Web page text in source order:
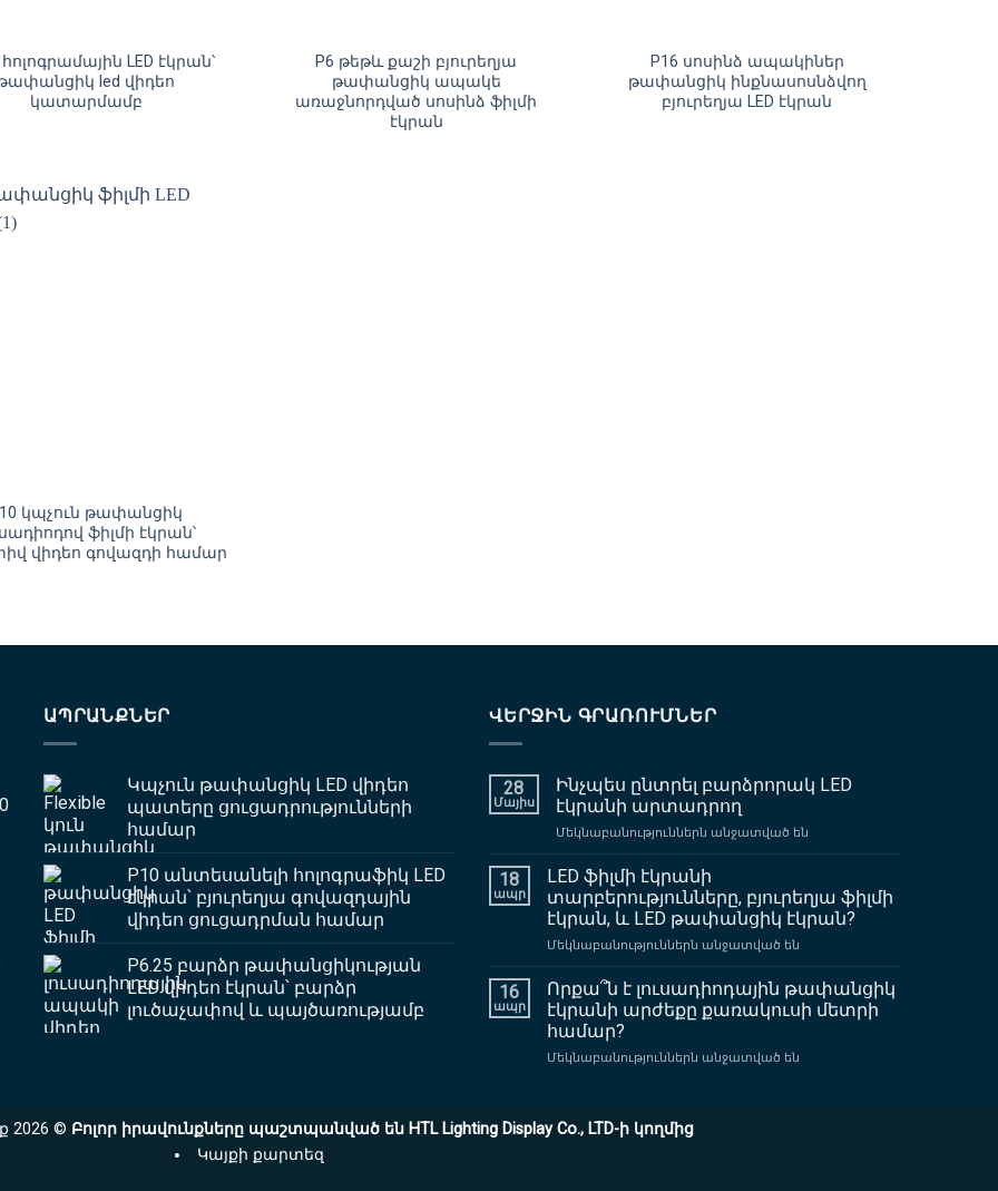
հոլոգրամային LED էկրան՝
led վիդեո
կատարմամբ
P6 թեթև քաշի բյուրեղյա
թափանցիկ ապակե
առաջնորդված սոսինձ ֆիլմի
էկրան
P16 սոսինձ ապակիներ
թափանցիկ ինքնասոսնձվող
բյուրեղյա LED էկրան
կպչուն թափանցիկ
ֆիլմի էկրան՝
վիդեո գովազդի համար
ԱՊՐԱՆՔՆԵՐ
Կպչուն թափանցիկ LED վիդեո
պատերը ցուցադրությունների
համար
P10 անտեսանելի հոլոգրաֆիկ LED
էկրան՝ բյուրեղյա գովազդային
վիդեո ցուցադրման համար
P6.25 բարձր թափանցիկության
LED վիդեո էկրան՝ բարձր
լուծաչափով և պայծառությամբ
ՎԵՐՋԻՆ ԳՐԱՌՈՒՄՆԵՐ
28
Մայիս
Ինչպես ընտրել բարձրորակ LED
էկրանի արտադրող
Մեկնաբանություններն անջատված ենվրա
բարձրորակ
LED
էկրանի
18
ապր
LED ֆիլմի էկրանի
տարբերությունները, բյուրեղյա ֆիլմի
էկրան, և LED թափանցիկ էկրան?
Մեկնաբանություններն անջատված ենվրա
ֆիլմի
էկրանի
տարբերությունները,
ֆիլմի
16
ապր
Որքա՞ն է լուսադիոդային թափանցիկ
էկրանի արժեքը քառակուսի մետրի
համար?
Մեկնաբանություններն անջատված ենվրա
2026 © Բոլոր իրավունքները պաշտպանված են HTL Lighting Display Co., LTD-ի կողմից
Կայքի քարտեզ